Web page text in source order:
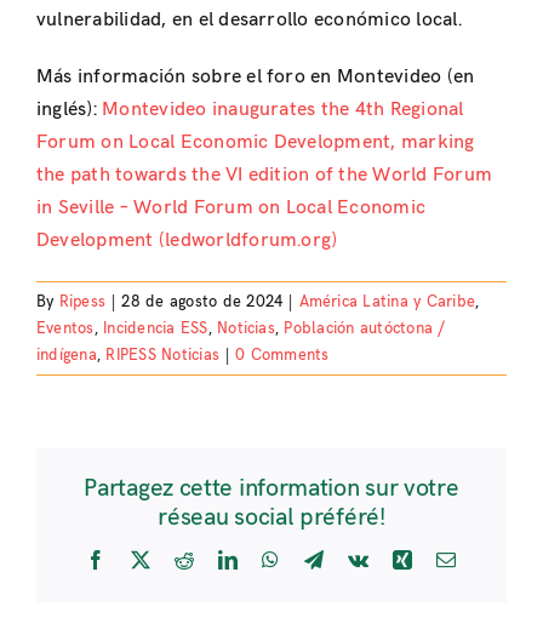
vulnerabilidad, en el desarrollo económico local.
Más información sobre el foro en Montevideo (en
inglés): Montevideo inaugurates the 4th Regional
Forum on Local Economic Development, marking
the path towards the VI edition of the World Forum
in Seville – World Forum on Local Economic
Development (ledworldforum.org)
By Ripess 28 de agosto de 2024 América Latina y Caribe,
Eventos, Incidencia ESS, Noticias, Población autóctona /
indígena, RIPESS Noticias 0 Comments
Partagez cette information sur votre
réseau social préféré!
Facebook
X RedditLinkedInWhatsApp
Telegram
Vk Xing Email